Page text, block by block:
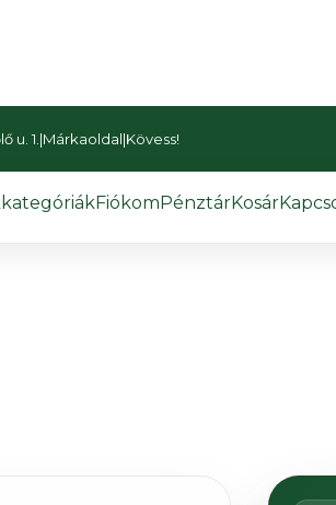
u. 1. |Márkaoldal|Kövess!
FiókomPénztárKosár